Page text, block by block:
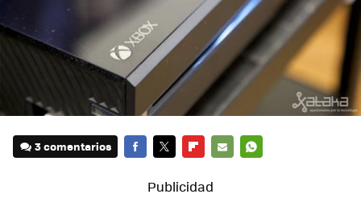
3 comentarios
MAIL